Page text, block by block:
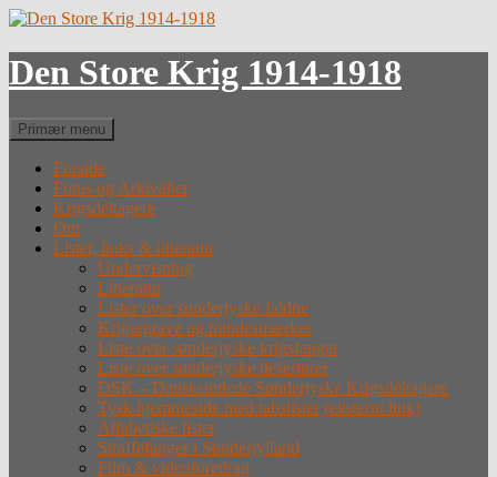
Hop
indhold
Den Store Krig 1914-1918
Søg
Primær menu
Forside
Fotos og Arkivalier
Krigsdeltagere
Om
Lister, links & litteratur
Undervisning
Litteratur
Lister over sønderjyske faldne
Krigergrave og mindesmærker
Liste over sønderjyske krigsfanger
Liste over sønderjyske desertører
DSK – Dansksindede Sønderjyske Krigsdeltagere
Tysk hjemmeside med tabslister (eksternt link)
Alfabetiske lister
Straffefanger i Sønderjylland
Film & videoforedrag